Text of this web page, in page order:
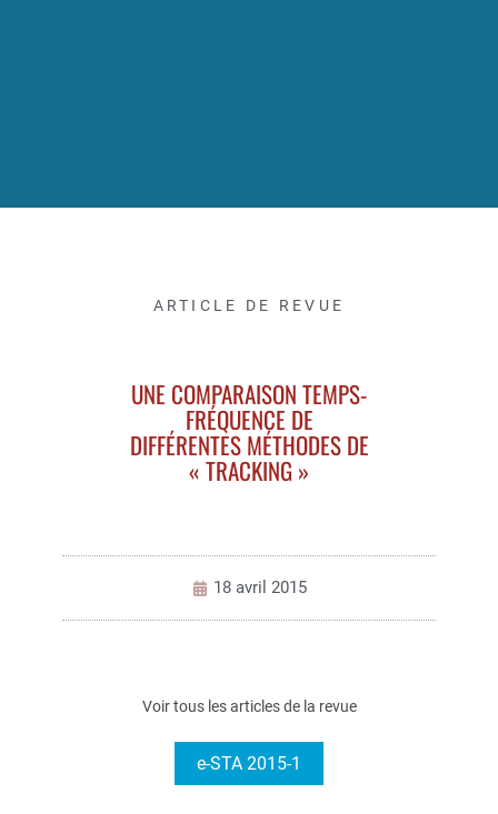
ARTICLE DE REVUE
UNE COMPARAISON TEMPS-
FRÉQUENCE DE
DIFFÉRENTES MÉTHODES DE
« TRACKING »
18 avril 2015
Voir tous les articles de la revue
e-STA 2015-1